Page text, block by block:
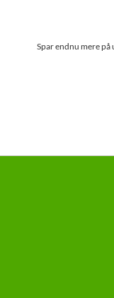
Spar endnu mere